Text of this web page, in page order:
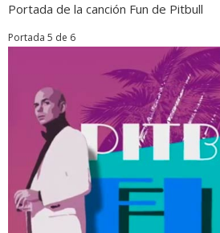
Portada de la canción Fun de Pitbull
Portada 5 de 6